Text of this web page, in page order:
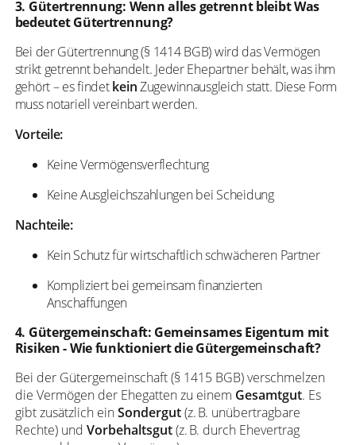
3. Gütertrennung: Wenn alles getrennt bleibt Was
bedeutet Gütertrennung?
Bei der Gütertrennung (§ 1414 BGB) wird das Vermögen
strikt getrennt behandelt. Jeder Ehepartner behält, was ihm
gehört – es findetkeinZugewinnausgleich statt. Diese Form
muss notariell vereinbart werden.
Vorteile:
Keine Vermögensverflechtung
Keine Ausgleichszahlungen bei Scheidung
Nachteile:
Kein Schutz für wirtschaftlich schwächeren Partner
Kompliziert bei gemeinsam finanzierten
Anschaffungen
4. Gütergemeinschaft: Gemeinsames Eigentum mit
Risiken - Wie funktioniert die Gütergemeinschaft?
Bei der Gütergemeinschaft (§ 1415 BGB) verschmelzen
die Vermögen der Ehegatten zu einem Gesamtgut. Es
gibt zusätzlich einSondergut(z. B. unübertragbare
Rechte) und Vorbehaltsgut(z. B. durch Ehevertrag